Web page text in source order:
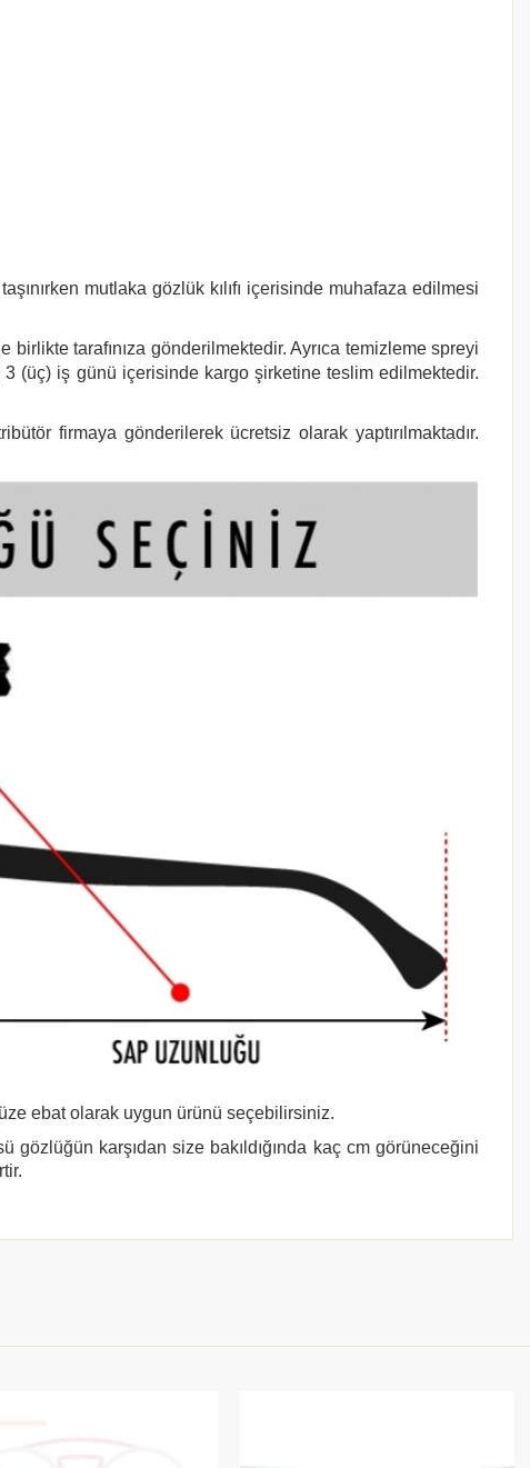
mutlaka gözlük kılıfı içerisinde muhafaza edilmesi
tarafınıza gönderilmektedir. Ayrıca temizleme spreyi
(üç) iş günü içerisinde kargo şirketine teslim edilmektedir.
firmaya gönderilerek ücretsiz olarak yaptırılmaktadır.
ebat olarak uygun ürünü seçebilirsiniz.
karşıdan size bakıldığında kaç cm görüneceğini